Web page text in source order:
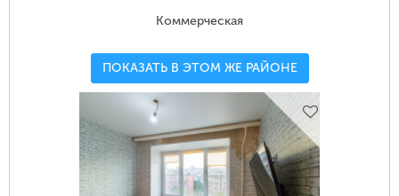
Коммерческая
ПОКАЗАТЬ В ЭТОМ ЖЕ РАЙОНЕ